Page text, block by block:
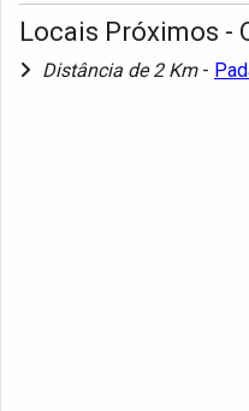
Locais Próximos -
Distância de 2 Km -